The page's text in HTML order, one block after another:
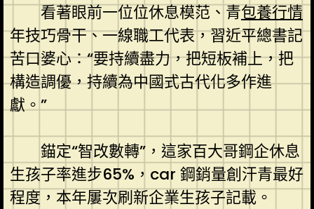
看著眼前一位位休息模范、青包養行情
年技巧骨干、一線職工代表，習近平總書記
苦口婆心：“要持續盡力，把短板補上，把
構造調優，持續為中國式古代化多作進
獻。”
錨定“智改數轉”，這家百大哥鋼企休息
生孩子率進步65%，car 鋼銷量創汗青最好
程度，本年屢次刷新企業生孩子記載。